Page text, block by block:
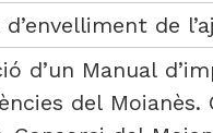
de
d’un Manual
del